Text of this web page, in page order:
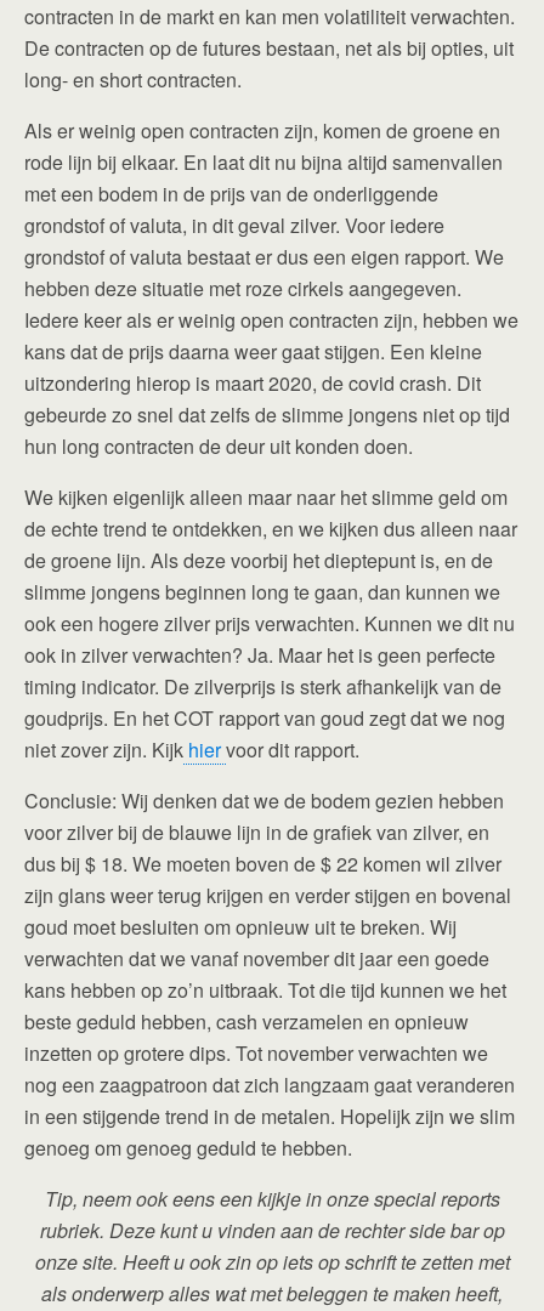
contracten in de markt en kan men volatiliteit verwachten.
De contracten op de futures bestaan, net als bij opties, uit
long- en short contracten.
Als er weinig open contracten zijn, komen de groene en
rode lijn bij elkaar. En laat dit nu bijna altijd samenvallen
met een bodem in de prijs van de onderliggende
grondstof of valuta, in dit geval zilver. Voor iedere
grondstof of valuta bestaat er dus een eigen rapport. We
hebben deze situatie met roze cirkels aangegeven.
Iedere keer als er weinig open contracten zijn, hebben we
kans dat de prijs daarna weer gaat stijgen. Een kleine
uitzondering hierop is maart 2020, de covid crash. Dit
gebeurde zo snel dat zelfs de slimme jongens niet op tijd
hun long contracten de deur uit konden doen.
We kijken eigenlijk alleen maar naar het slimme geld om
de echte trend te ontdekken, en we kijken dus alleen naar
de groene lijn. Als deze voorbij het dieptepunt is, en de
slimme jongens beginnen long te gaan, dan kunnen we
ook een hogere zilver prijs verwachten. Kunnen we dit nu
ook in zilver verwachten? Ja. Maar het is geen perfecte
timing indicator. De zilverprijs is sterk afhankelijk van de
goudprijs. En het COT rapport van goud zegt dat we nog
niet zover zijn. Kijk hiervoor dit rapport.
Conclusie: Wij denken dat we de bodem gezien hebben
voor zilver bij de blauwe lijn in de grafiek van zilver, en
dus bij $ 18. We moeten boven de $ 22 komen wil zilver
zijn glans weer terug krijgen en verder stijgen en bovenal
goud moet besluiten om opnieuw uit te breken. Wij
verwachten dat we vanaf november dit jaar een goede
kans hebben op zo’n uitbraak. Tot die tijd kunnen we het
beste geduld hebben, cash verzamelen en opnieuw
inzetten op grotere dips. Tot november verwachten we
nog een zaagpatroon dat zich langzaam gaat veranderen
in een stijgende trend in de metalen. Hopelijk zijn we slim
genoeg om genoeg geduld te hebben.
Tip, neem ook eens een kijkje in onze special reports
rubriek. Deze kunt u vinden aan de rechter side bar op
onze site. Heeft u ook zin op iets op schrift te zetten met
als onderwerp alles wat met beleggen te maken heeft,